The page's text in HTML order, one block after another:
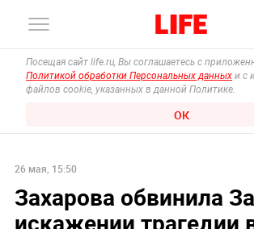
Посещая сайт life.ru, Вы соглашаетесь с
Политикой обработки Персональных данных и с
файлов cookie, указанных в данной Политике.
ОК
26 мая, 15:50
Захарова обвинила
искажении трагедии